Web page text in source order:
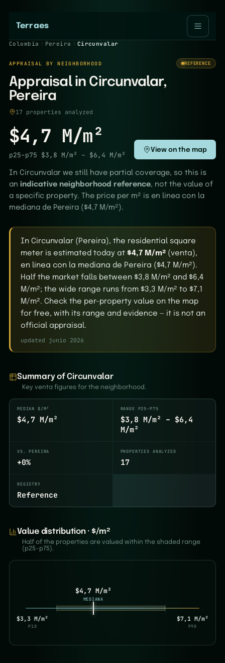
Terraes
Colombia Pereira Circunvalar
APPRAISAL BY NEIGHBORHOOD REFERENCE
Appraisal in Circunvalar,
Pereira
17 properties analyzed
$4,7 M/m²
p25–p75 $3,8 M/m² – $6,4 M/m²
View on the map
In Circunvalar we still have partial coverage, so this is
an indicative neighborhood reference, not the value of
a specific property. The price per m² is en línea con la
mediana de Pereira ($4,7 M/m²).
In Circunvalar (Pereira), the residential square
meter is estimated today at $4,7 M/m² (venta),
en línea con la mediana de Pereira ($4,7 M/m²).
Half the market falls between $3,8 M/m² and $6,4
M/m²; the wide range runs from $3,3 M/m² to $7,1
M/m². Check the per-property value on the map
for free, with its range and evidence — it is not an
official appraisal.
updated junio 2026
Summary of Circunvalar
Key venta figures for the neighborhood.
MEDIAN $/M²
$4,7 M/m²
RANGE P25–P75
$3,8 M/m² – $6,4
M/m²
VS. PEREIRA
+0%
PROPERTIES ANALYZED
17
REGISTRY
Reference
Value distribution · $/m²
Half of the properties are valued within the shaded range
(p25–p75).
$3,3 M/m²
P10
$4,7 M/m²
MEDIANA
$7,1 M/m²
P90